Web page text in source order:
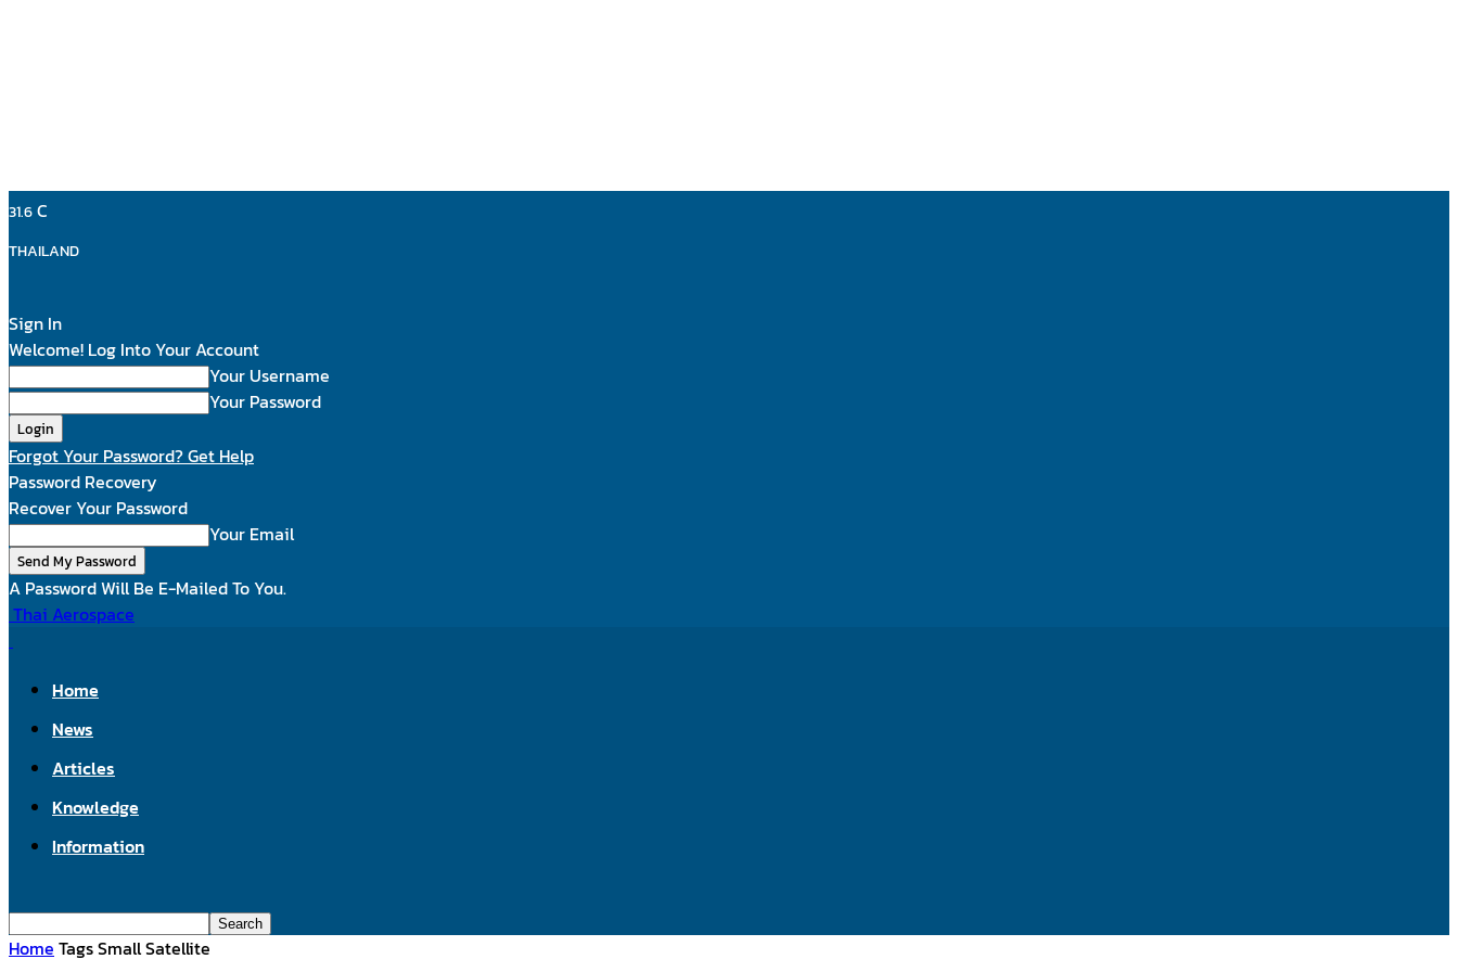
31.6C
THAILAND
Sign In
Welcome! Log Into Your Account
Your Username
Your Password
Forgot Your Password? Get Help
Password Recovery
Recover Your Password
Your Email
A Password Will Be E-Mailed To You.
Thai Aerospace
Home
News
Articles
Knowledge
Information
Home TagsSmall Satellite